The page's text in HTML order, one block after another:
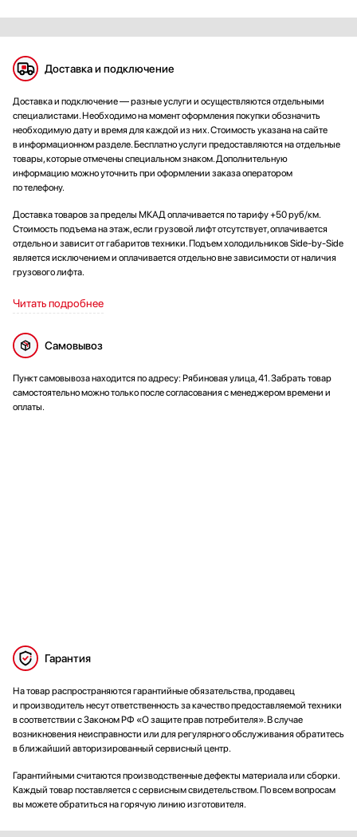
Доставка и подключение
Доставка и подключение — разные услуги и осуществляются отдельными
специалистами. Необходимо на момент оформления покупки обозначить
необходимую дату и время для каждой из них. Стоимость указана на сайте
в информационном разделе. Бесплатно услуги предоставляются на отдельные
товары, которые отмечены специальном знаком. Дополнительную
информацию можно уточнить при оформлении заказа оператором
по телефону.
Доставка товаров за пределы МКАД оплачивается по тарифу +50 руб/км.
Стоимость подъема на этаж, если грузовой лифт отсутствует, оплачивается
отдельно и зависит от габаритов техники. Подъем холодильников Side-by-Side
является исключением и оплачивается отдельно вне зависимости от наличия
грузового лифта.
Читать подробнее
Самовывоз
Пункт самовывоза находится по адресу: Рябиновая улица, 41. Забрать товар
самостоятельно можно только после согласования с менеджером времени и
оплаты.
Гарантия
На товар распространяются гарантийные обязательства, продавец
и производитель несут ответственность за качество предоставляемой техники
в соответствии с Законом РФ «О защите прав потребителя». В случае
возникновения неисправности или для регулярного обслуживания обратитесь
в ближайший авторизированный сервисный центр.
Гарантийными считаются производственные дефекты материала или сборки.
Каждый товар поставляется с сервисным свидетельством. По всем вопросам
вы можете обратиться на горячую линию изготовителя.